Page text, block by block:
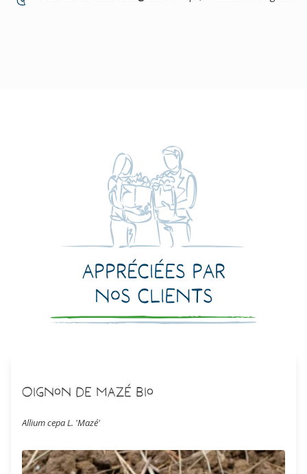
Appréciées par
nos clients
Oignon de Mazé Bio
Allium cepa L. 'Mazé'